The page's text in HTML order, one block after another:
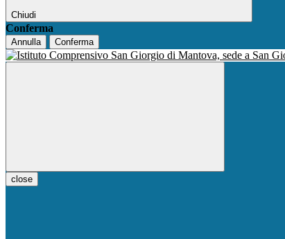
Chiudi
Conferma
Annulla Conferma
close